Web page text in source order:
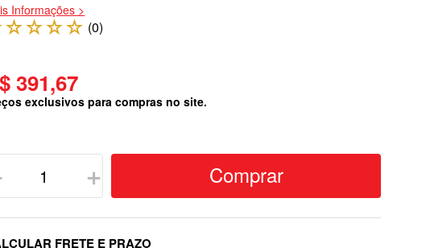
Informações >
☆☆☆☆ (0)
391,67
exclusivos para compras no site.
＋ Comprar